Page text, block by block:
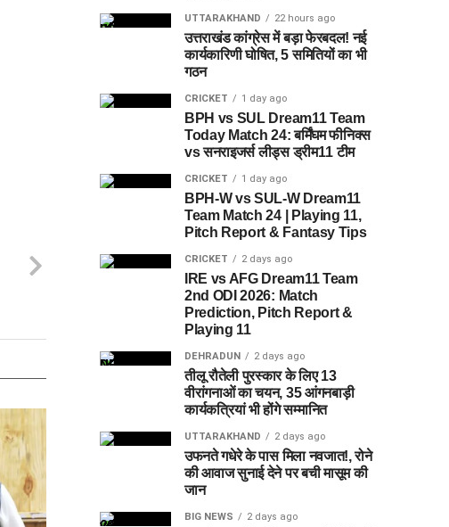
UTTARAKHAND 22 hours ago
उत्तराखंड कांग्रेस में बड़ा फेरबदल! नई
कार्यकारिणी घोषित, 5 समितियों का भी
गठन
CRICKET 1 day ago
BPH vs SUL Dream11 Team
Today Match 24: बर्मिंघम फीनिक्स
vs सनराइजर्स लीड्स ड्रीम11 टीम
CRICKET 1 day ago
BPH-W vs SUL-W Dream11
Team Match 24 | Playing 11,
Pitch Report & Fantasy Tips
CRICKET 2 days ago
IRE vs AFG Dream11 Team
2nd ODI 2026: Match
Prediction, Pitch Report &
Playing 11
DEHRADUN 2 days ago
तीलू रौतेली पुरस्कार के लिए 13
वीरांगनाओं का चयन, 35 आंगनबाड़ी
कार्यकत्रियां भी होंगे सम्मानित
UTTARAKHAND 2 days ago
उफनते गधेरे के पास मिला नवजात!, रोने
की आवाज सुनाई देने पर बची मासूम की
जान
BIG NEWS 2 days ago